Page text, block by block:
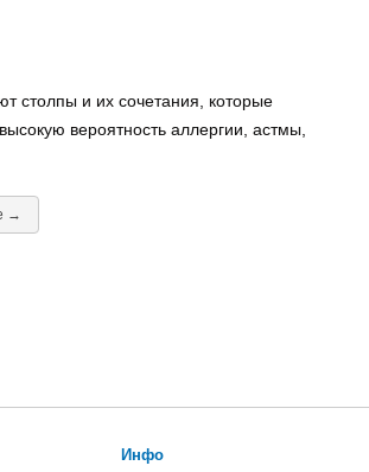
столпы и их сочетания, которые
вероятность аллергии, астмы,
→
Инфо